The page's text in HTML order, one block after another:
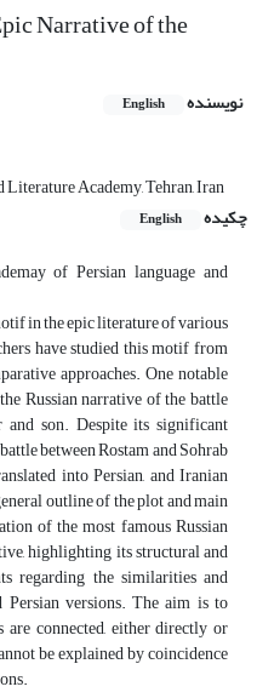
Narrative of the
نویسنده English
Academy, Tehran, Iran
چکیده
English
of Persian language and
in the epic literature of various
have studied this motif from
approaches. One notable
Russian narrative of the battle
son. Despite its significant
between Rostam and Sohrab
into Persian, and Iranian
outline of the plot and main
of the most famous Russian
highlighting its structural and
regarding the similarities and
Persian versions. The aim is to
connected, either directly or
be explained by coincidence